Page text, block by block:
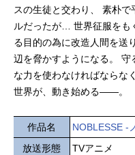
スの生徒と交わり、 素朴
ルだったが… 世界征服をも
る目的の為に改造人間を送
辺を脅かすようになる。 守
な力を使わなければならな
世界が、動き始める――。
作品名
NOBLESSE -
放送形態
TVアニメ